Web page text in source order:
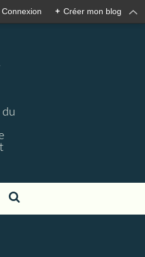
Connexion + Créer mon blog
du